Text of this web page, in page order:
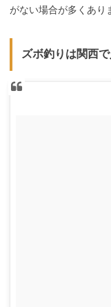
がない場合が多くあり
ズボ釣りは関西